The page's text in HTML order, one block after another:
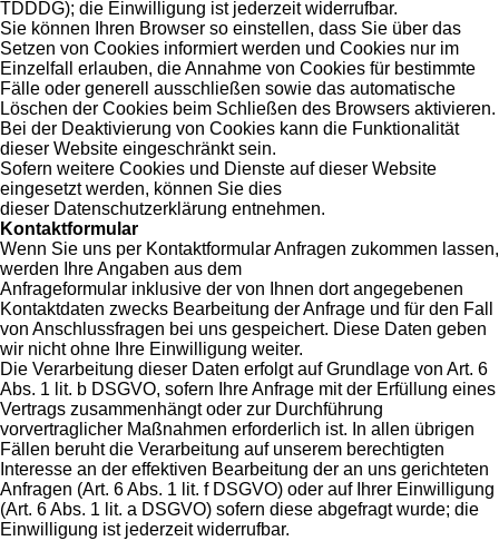
TDDDG); die Einwilligung ist jederzeit widerrufbar.
Sie können Ihren Browser so einstellen, dass Sie über das
Setzen von Cookies informiert werden und Cookies nur im
Einzelfall erlauben, die Annahme von Cookies für bestimmte
Fälle oder generell ausschließen sowie das automatische
Löschen der Cookies beim Schließen des Browsers aktivieren.
Bei der Deaktivierung von Cookies kann die Funktionalität
dieser Website eingeschränkt sein.
Sofern weitere Cookies und Dienste auf dieser Website
eingesetzt werden, können Sie dies
dieser Datenschutzerklärung entnehmen.
Kontaktformular
Wenn Sie uns per Kontaktformular Anfragen zukommen lassen,
werden Ihre Angaben aus dem
Anfrageformular inklusive der von Ihnen dort angegebenen
Kontaktdaten zwecks Bearbeitung der Anfrage und für den Fall
von Anschlussfragen bei uns gespeichert. Diese Daten geben
wir nicht ohne Ihre Einwilligung weiter.
Die Verarbeitung dieser Daten erfolgt auf Grundlage von Art. 6
Abs. 1 lit. b DSGVO, sofern Ihre Anfrage mit der Erfüllung eines
Vertrags zusammenhängt oder zur Durchführung
vorvertraglicher Maßnahmen erforderlich ist. In allen übrigen
Fällen beruht die Verarbeitung auf unserem berechtigten
Interesse an der effektiven Bearbeitung der an uns gerichteten
Anfragen (Art. 6 Abs. 1 lit. f DSGVO) oder auf Ihrer Einwilligung
(Art. 6 Abs. 1 lit. a DSGVO) sofern diese abgefragt wurde; die
Einwilligung ist jederzeit widerrufbar.